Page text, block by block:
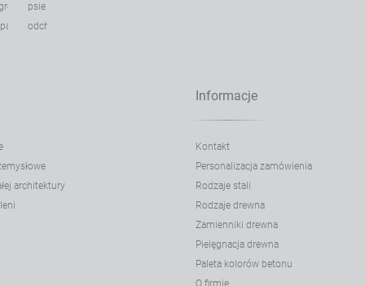
psie
odchody
architektury
Informacje
Kontakt
Personalizacja zamówienia
Rodzaje stali
Rodzaje drewna
Zamienniki drewna
Pielęgnacja drewna
Paleta kolorów betonu